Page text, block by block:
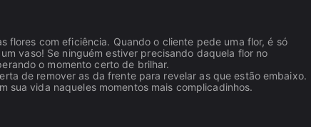
flores com eficiência. Quando o cliente pede uma flor, é só
vaso! Se ninguém estiver precisando daquela flor no
o momento certo de brilhar.
de remover as da frente para revelar as que estão embaixo.
sua vida naqueles momentos mais complicadinhos.